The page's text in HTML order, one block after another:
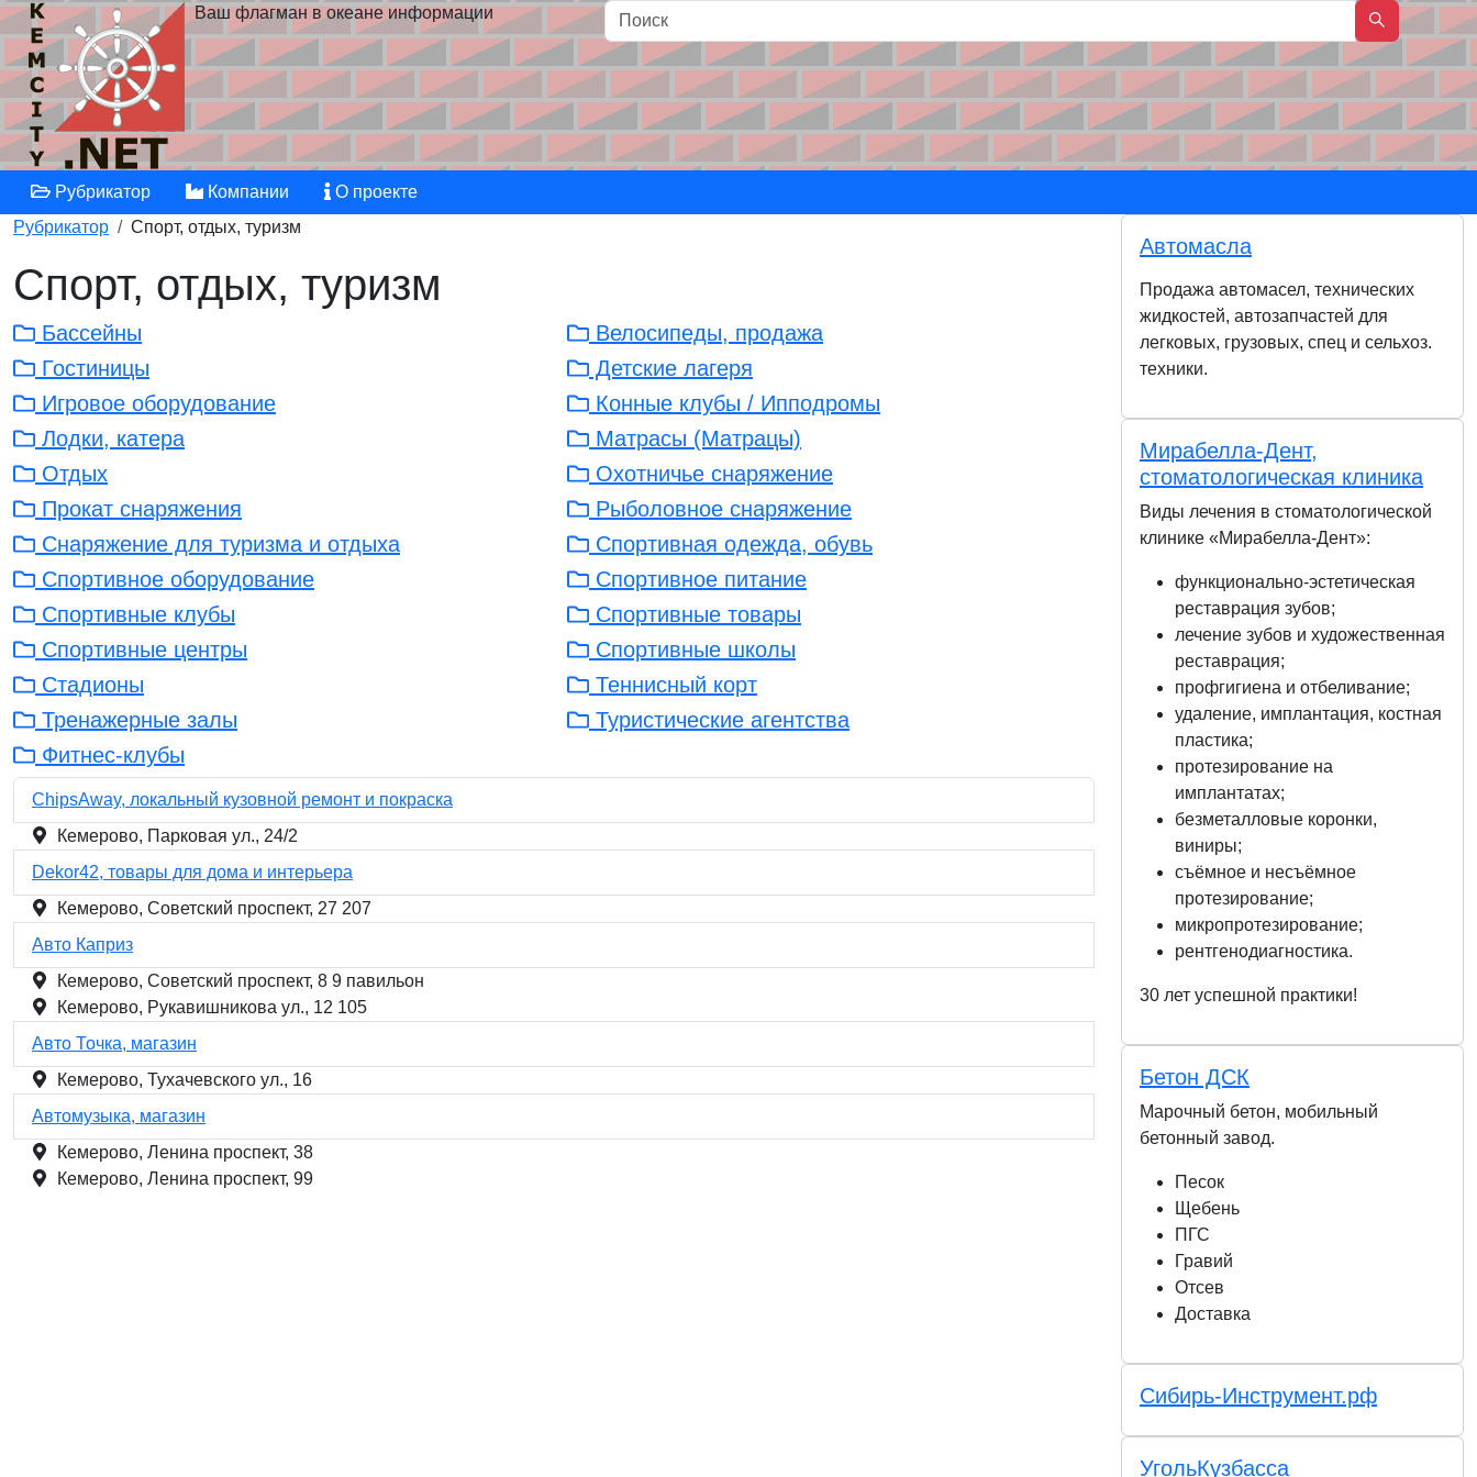
Ваш флагман в океане информации
Рубрикатор Компании
О проекте
Рубрикатор
Спорт, отдых, туризм
Спорт, отдых, туризм
Бассейны
Велосипеды, продажа
Гостиницы
Детские лагеря
Игровое оборудование
Конные клубы / Ипподромы
Лодки, катера
Матрасы (Матрацы)
Отдых
Охотничье снаряжение
Прокат снаряжения
Рыболовное снаряжение
Снаряжение для туризма и отдыха
Спортивная одежда, обувь
Спортивное оборудование
Спортивное питание
Спортивные клубы
Спортивные товары
Спортивные центры
Спортивные школы
Стадионы
Теннисный корт
Тренажерные залы
Туристические агентства
Фитнес-клубы
ChipsAway, локальный кузовной ремонт и покраска
Кемерово, Парковая ул., 24/2
Dekor42, товары для дома и интерьера
Кемерово, Советский проспект, 27 207
Авто Каприз
Кемерово, Советский проспект, 8 9 павильон
Кемерово, Рукавишникова ул., 12 105
Авто Точка, магазин
Кемерово, Тухачевского ул., 16
Автомузыка, магазин
Кемерово, Ленина проспект, 38
Кемерово, Ленина проспект, 99
Автомасла
Продажа автомасел, технических
жидкостей, автозапчастей для
легковых, грузовых, спец и сельхоз.
техники.
Мирабелла-Дент,
стоматологическая клиника
Виды лечения в стоматологической
клинике «Мирабелла-Дент»:
функционально-эстетическая
реставрация зубов;
лечение зубов и художественная
реставрация;
профгигиена и отбеливание;
удаление, имплантация, костная
пластика;
протезирование на
имплантатах;
безметалловые коронки,
виниры;
съёмное и несъёмное
протезирование;
микропротезирование;
рентгенодиагностика.
30 лет успешной практики!
Бетон ДСК
Марочный бетон, мобильный
бетонный завод.
Песок
Щебень
ПГС
Гравий
Отсев
Доставка
Сибирь-Инструмент.рф
УгольКузбасса